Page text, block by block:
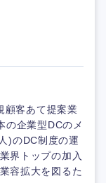
顧客あて提案業
の企業型DCのメ
)のDC制度の運
界トップの加入
容拡大を図るた